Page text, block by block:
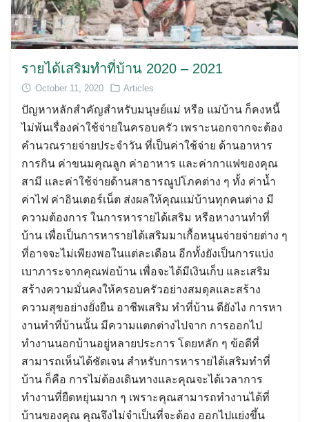
Search
for:
รายได้เสริมทำที่บ้าน 2020 – 2021
October 11, 2020 Articles
ปัญหาหลักสำคัญสำหรับมนุษย์แม่ หรือ แม่บ้าน ก็คงหนี้
ไม่พ้นเรื่องค่าใช้จ่ายในครอบครัว เพราะนอกจากจะต้อง
คำนวณรายจ่ายประจำวัน ที่เป็นค่าใช้จ่าย ด้านอาหาร
การกิน ค่าขนมคุณลูก ค่าอาหาร และค่ากาแฟของคุณ
สามี และค่าใช้จ่ายด้านสาธารณูปโภคต่าง ๆ ทั้ง ค่าน้ำ
ค่าไฟ ค่าอินเตอร์เน็ต ส่งผลให้คุณแม่บ้านทุกคนต่าง มี
ความต้องการ ในการหารายได้เสริม หรือหางานทำที่
บ้าน เพื่อเป็นการหารายได้เสริมมาเกื้อหนุนจ่ายจ่ายต่าง ๆ
ที่อาจจะไม่เพียงพอในแต่ละเดือน อีกทั้งยังเป็นการแบ่ง
เบาภาระจากคุณพ่อบ้าน เพื่อจะได้มีเงินเก็บ และเสริม
สร้างความมั่นคงให้ครอบครัวอย่างสมดุลและสร้าง
ความสุขอย่างยั่งยืน อาชีพเสริม ทำที่บ้าน ดียังไง การหา
งานทำที่บ้านนั้น มีความแตกต่างไปจาก การออกไป
ทำงานนอกบ้านอยู่หลายประการ โดยหลัก ๆ ข้อดีที่
สามารถเห็นได้ชัดเจน สำหรับการหารายได้เสริมทำที่
บ้าน ก็คือ การไม่ต้องเดินทางและคุณจะได้เวลาการ
ทำงานที่ยืดหยุ่นมาก ๆ เพราะคุณสามารถทำงานได้ที่
บ้านของคุณ คุณจึงไม่จำเป็นที่จะต้อง ออกไปแย่งขึ้น